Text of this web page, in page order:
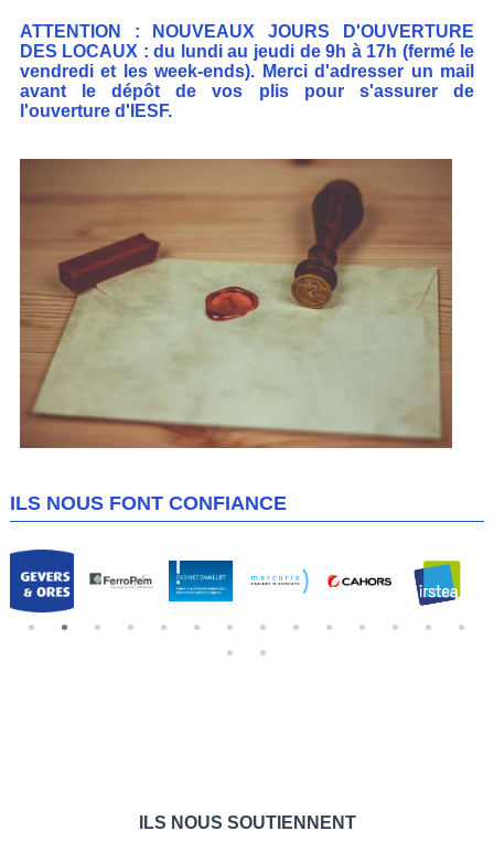
ATTENTION : NOUVEAUX JOURS D'OUVERTURE
DES LOCAUX : du lundi au jeudi de 9h à 17h (fermé le
vendredi et les week-ends). Merci d'adresser un mail
avant le dépôt de vos plis pour s'assurer de
l'ouverture d'IESF.
ILS NOUS FONT CONFIANCE
ILS NOUS SOUTIENNENT